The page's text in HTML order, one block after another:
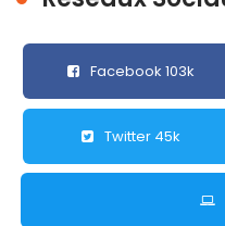
Facebook 103k
Twitter 45k